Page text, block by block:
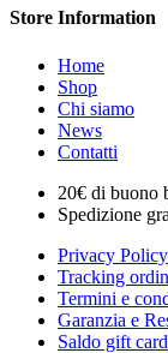
Store Information
Home
Shop
Chi siamo
News
Contatti
20€ di buono
Spedizione
Privacy Policy
Tracking
Termini e
Garanzia e
Saldo gift card